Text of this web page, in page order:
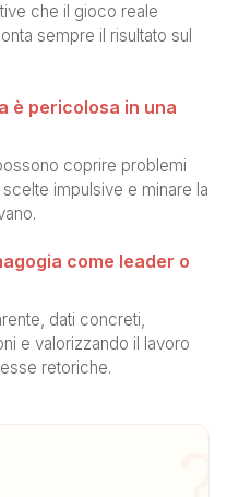
che il gioco reale
sempre il risultato sul
è pericolosa in una
coprire problemi
impulsive e minare la
come leader o
dati concreti,
e valorizzando il lavoro
retoriche.